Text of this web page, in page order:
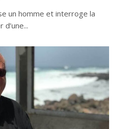
un homme et interroge la